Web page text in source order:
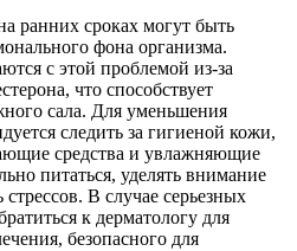
ранних сроках могут быть
фона организма.
с этой проблемой из-за
что способствует
сала. Для уменьшения
следить за гигиеной кожи,
средства и увлажняющие
питаться, уделять внимание
В случае серьезных
к дерматологу для
безопасного для